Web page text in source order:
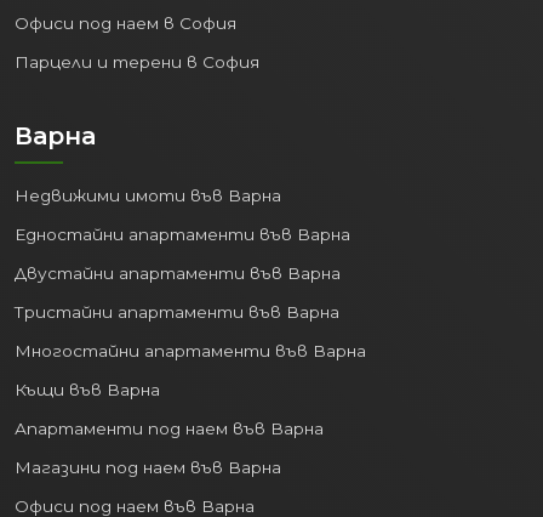
Офиси под наем в София
Парцели и терени в София
Варна
Недвижими имоти във Варна
Едностайни апартаменти във Варна
Двустайни апартаменти във Варна
Тристайни апартаменти във Варна
Многостайни апартаменти във Варна
Къщи във Варна
Апартаменти под наем във Варна
Магазини под наем във Варна
Офиси под наем във Варна